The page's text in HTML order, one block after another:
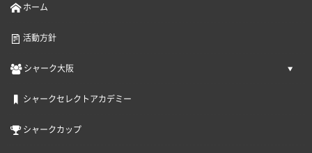
ホーム
活動方針
シャーク大阪
シャークセレクトアカデミー
シャークカップ